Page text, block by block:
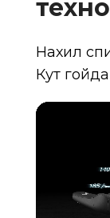
Нахил
Кут